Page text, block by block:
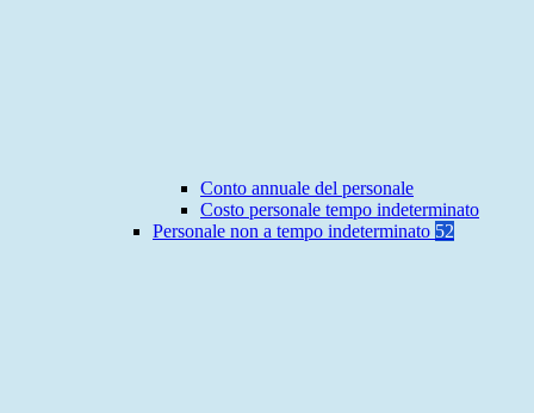
Conto annuale del personale
Costo personale tempo indeterminato
Personale non a tempo indeterminato 52